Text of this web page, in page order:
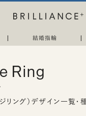
| 結婚指輪 |
Ring
リング）デザイン一覧・